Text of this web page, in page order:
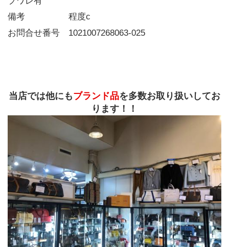
備考     程度c
お問合せ番号 1021007268063-025
当店では他にもブランド品を多数お取り扱いしてお
ります！！